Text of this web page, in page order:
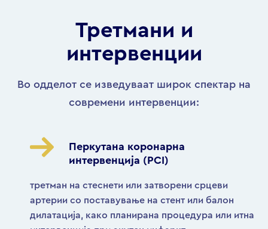
Третмани и
интервенции
Во одделот се изведуваат широк спектар на
современи интервенции:
Перкутана коронарна
интервенција (PCI)
третман на стеснети или затворени срцеви
артерии со поставување на стент или балон
дилатација, како планирана процедура или итна